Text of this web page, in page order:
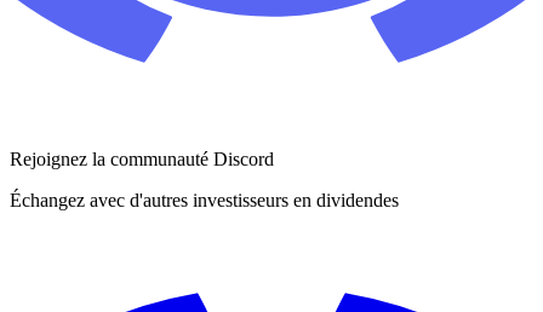
Rejoignez la communauté Discord
Échangez avec d'autres investisseurs en dividendes